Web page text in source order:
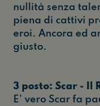
nullità senza
piena di cattivi
eroi. Ancora ed
giusto.
3 posto: Scar - Il
E' vero Scar fa